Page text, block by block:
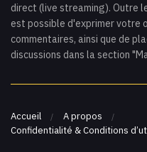
direct (live streaming). Outre
est possible d'exprimer votre
commentaires, ainsi que de
discussions dans la section
Accueil
A propos
Confidentialité & Conditions